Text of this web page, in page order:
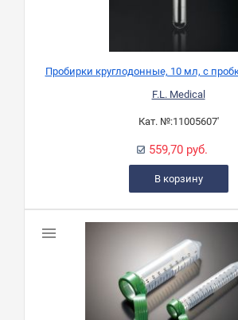
Пробирки круглодонные, 10 мл, с
F.L. Medical
Кат. №:11005607'
559,70 руб.
В корзину